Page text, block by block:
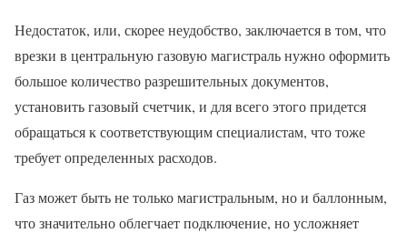
Недостаток, или, скорее неудобство, заключается в том, что
врезки в центральную газовую магистраль нужно оформить
большое количество разрешительных документов,
установить газовый счетчик, и для всего этого придется
обращаться к соответствующим специалистам, что тоже
требует определенных расходов.
Газ может быть не только магистральным, но и баллонным,
что значительно облегчает подключение, но усложняет